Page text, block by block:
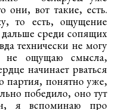
они, вот такие, есть.
то есть, ощущение
среди сопящих
технически не могу
не ощущаю смысла,
начинает рваться
партия, понятно уже,
победило, оно тут
я вспоминаю про